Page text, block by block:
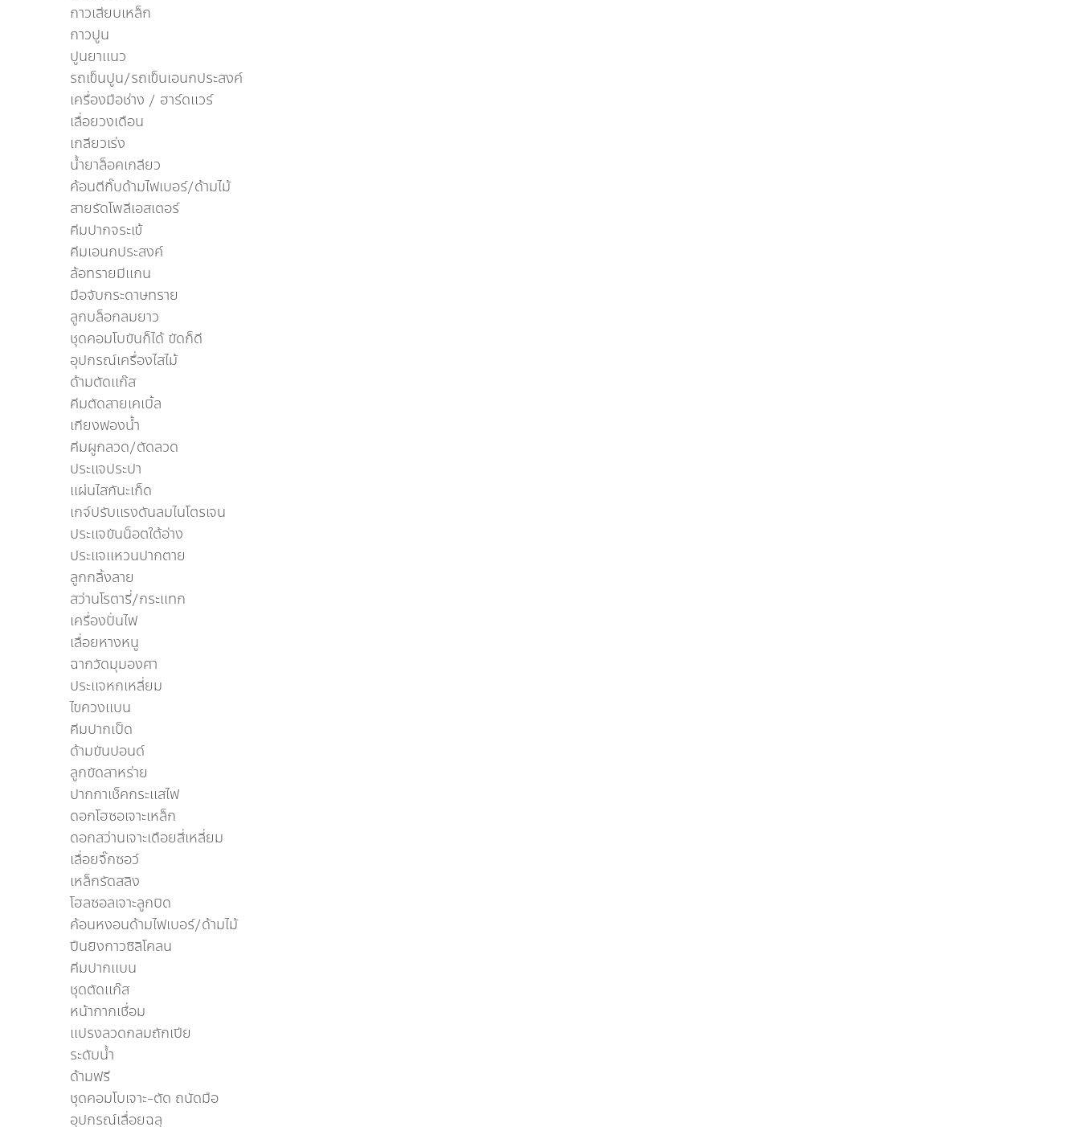
กาวเสียบเหล็ก
กาวปูน
ปูนยาเเนว
รถเข็นปูน/รถเข็นเอนกประสงค์
เครื่องมือช่าง / ฮาร์ดแวร์
เลื่อยวงเดือน
เกลียวเร่ง
น้ำยาล็อคเกลียว
ค้อนตีกิ๊บด้ามไฟเบอร์/ด้ามไม้
สายรัดโพลีเอสเตอร์
คีมปากจระเข้
คีมเอนกประสงค์
ล้อทรายมีเเกน
มือจับกระดาษทราย
ลูกบล็อกลมยาว
ชุดคอมโบขันก็ได้ ขัดก็ดี
อุปกรณ์เครื่องไสไม้
ด้ามตัดเเก๊ส
คีมตัดสายเคเบิ้ล
เกียงฟองน้ำ
คีมผูกลวด/ตัดลวด
ประเเจประปา
แผ่นไสกันะเก็ด
เกจ์ปรับแรงดันลมไนโตรเจน
ประแจขันน็อตใต้อ่าง
ประแจแหวนปากตาย
ลูกกลิ้งลาย
สว่านโรตารี่/กระแทก
เครื่องปั่นไฟ
เลื่อยหางหนู
ฉากวัดมุมองศา
ประแจหกเหลี่ยม
ไขควงเเบน
คีมปากเป็ด
ด้ามขันปอนด์
ลูกขัดสาหร่าย
ปากกาเช็คกระแสไฟ
ดอกโฮซอเจาะเหล็ก
ดอกสว่านเจาะเดือยสี่เหลี่ยม
เลื่อยจิ๊กซอว์
เหล็กรัดสลิง
โฮลซอลเจาะลูกบิด
ค้อนหงอนด้ามไฟเบอร์/ด้ามไม้
ปืนยิงกาวซิลิโคลน
คีมปากเเบน
ชุดตัดเเก๊ส
หน้ากากเชื่อม
แปรงลวดกลมถักเปีย
ระดับน้ำ
ด้ามฟรี
ชุดคอมโบเจาะ-ตัด ถนัดมือ
อุปกรณ์เลื่อยฉลุ